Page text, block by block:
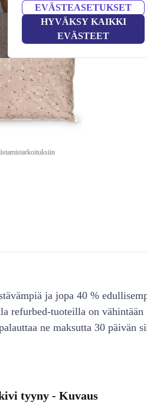
EVÄSTEASETUKSET
HYVÄKSY KAIKKI
EVÄSTEET
ja jopa 40 %
refurbed-tuoteilla on vähintään
ne maksutta 30 päivän
tyyny - Kuvaus